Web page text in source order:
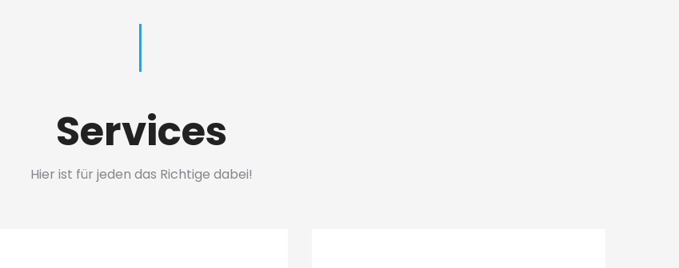
Services
Hier ist für jeden das Richtige dabei!